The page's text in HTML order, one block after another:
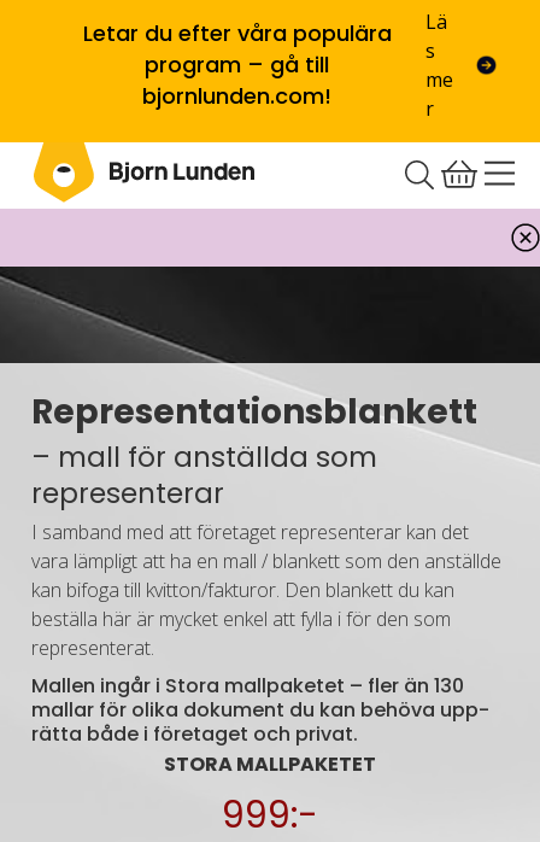
Letar du efter våra populära
program – gå till
bjornlunden.com!
Lä
s
me
r
Representationsblankett
– mall för anställda som
representerar
I samband med att företaget representerar kan det
vara lämpligt att ha en mall / blankett som den anställde
kan bifoga till kvitton/fakturor. Den blankett du kan
beställa här är mycket enkel att fylla i för den som
representerat.
Mallen ingår i Stora mallpaketet – fler än 130
mallar för olika doku­ment du kan behöva upp­
rätta både i före­taget och privat.
STORA MALLPAKETET
999:-